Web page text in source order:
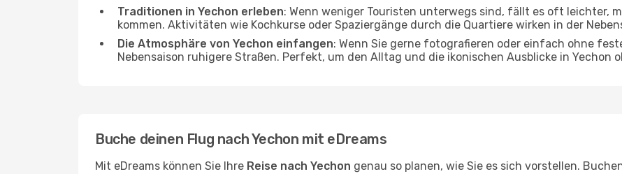
Traditionen in Yechon erleben: Wenn weniger Touristen unterwegs sind, fällt es oft leichter,
kommen. Aktivitäten wie Kochkurse oder Spaziergänge durch die Quartiere wirken in der
Die Atmosphäre von Yechon einfangen: Wenn Sie gerne fotografieren oder einfach ohne
Nebensaison ruhigere Straßen. Perfekt, um den Alltag und die ikonischen Ausblicke in Yechon
Buche deinen Flug nach Yechon mit eDreams
Mit eDreams können Sie Ihre Reise nach Yechon genau so planen, wie Sie es sich vorstellen.